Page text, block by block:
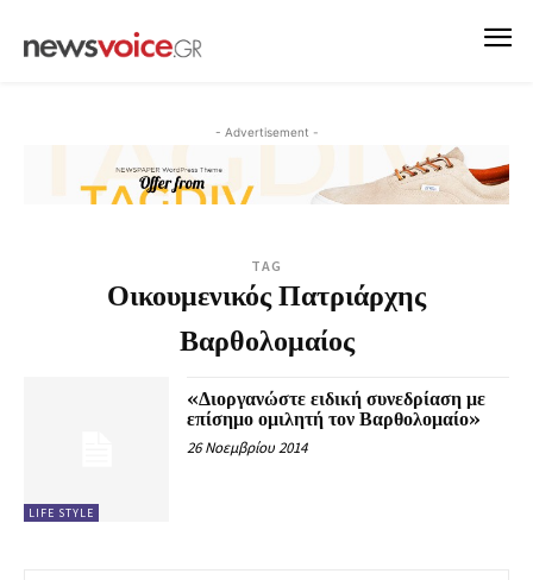
- Advertisement -
TAG
Οικουμενικός Πατριάρχης
Βαρθολομαίος
LIFE STYLE
«Διοργανώστε ειδική συνεδρίαση με
επίσημο ομιλητή τον Βαρθολομαίο»
26 Νοεμβρίου 2014